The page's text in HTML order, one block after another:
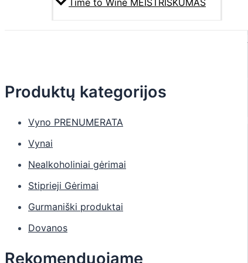
Time to Wine MEISTRIŠKUMAS
Produktų kategorijos
Vyno PRENUMERATA
Vynai
Nealkoholiniai gėrimai
Stiprieji Gėrimai
Gurmaniški produktai
Dovanos
Rekomenduojame